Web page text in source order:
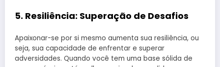
5. Resiliência: Superação de Desafios
Apaixonar-se por si mesmo aumenta sua resiliência, ou
seja, sua capacidade de enfrentar e superar
adversidades. Quando você tem uma base sólida de